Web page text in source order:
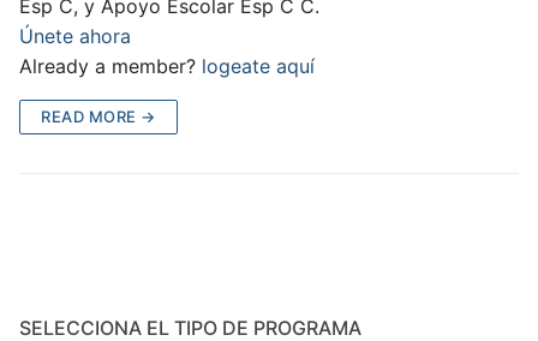
Esp C, y Apoyo Escolar Esp C C.
Únete ahora
Already a member? logeate aquí
READ MORE →
SELECCIONA EL TIPO DE PROGRAMA